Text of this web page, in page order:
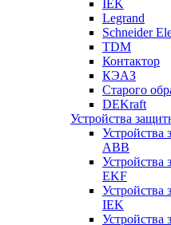
IEK
Legrand
Schneider
TDM
Контактор
КЭАЗ
Старого
DEKraft
Устройства
ABB
EKF
IEK